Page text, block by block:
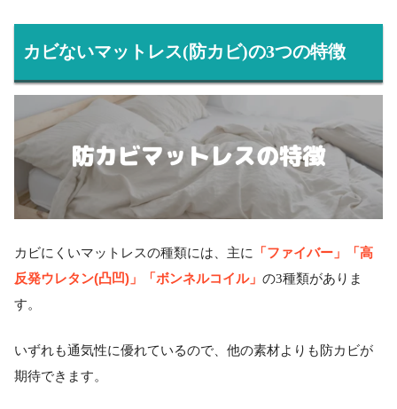
カビないマットレス(防カビ)の3つの特徴
カビにくいマットレスの種類には、主に
「ファイバー」「高
反発ウレタン(凸凹)」「ボンネルコイル」 の3種類がありま
す。
いずれも通気性に優れているので、他の素材よりも防カビが
期待できます。